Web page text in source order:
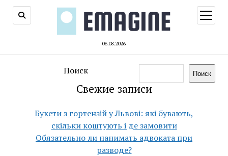
06.08.2026
меню
Поиск Поиск
Свежие записи
Букети з гортензій у Львові: які бувають,
скільки коштують і де замовити
Обязательно ли нанимать адвоката при
разводе?